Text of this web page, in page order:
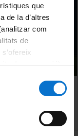
que
de la d’altres
com
de
de navegació).
web de la